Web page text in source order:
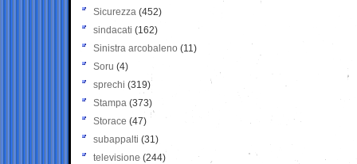
Sicurezza (452)
sindacati (162)
Sinistra arcobaleno (11)
Soru (4)
sprechi (319)
Stampa (373)
Storace (47)
subappalti (31)
televisione(244)